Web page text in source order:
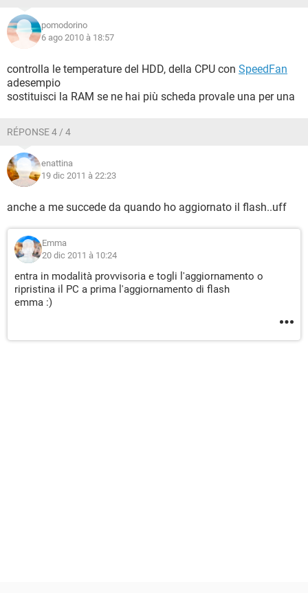
pomodorino
6 ago 2010 à 18:57
controlla le temperature del HDD, della CPU con SpeedFan
adesempio
sostituisci la RAM se ne hai più scheda provale una per una
RÉPONSE 4 / 4
enattina
19 dic 2011 à 22:23
anche a me succede da quando ho aggiornato il flash..uff
Emma
20 dic 2011 à 10:24
entra in modalità provvisoria e togli l'aggiornamento o
ripristina il PC a prima l'aggiornamento di flash
emma :)